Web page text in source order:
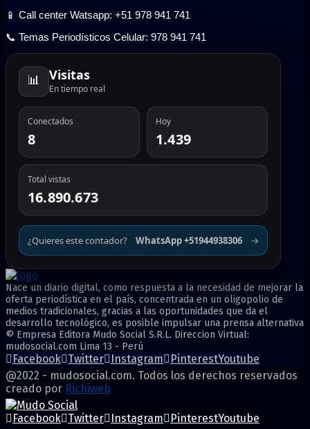
📱 Call center Watsapp: +51 978 941 741
📞 Temas Periodísticos Celular: 978 941 741
📊 Visitas
En tiempo real
Conectados
8
Hoy
1.439
Total vistas
16.890.673
¿Quieres este contador? WhatsApp +51944938306 →
Nace un diario digital, como respuesta a la necesidad de mejorar la
oferta periodística en el país, concentrada en un oligopolio de
medios tradicionales, gracias a las oportunidades que da el
desarrollo tecnológico, es posible impulsar una prensa alternativa
© Empresa Editora Mudo Social S.R.L. Direccion Virtual:
mudosocial.com Lima 13 - Perú
Facebook Twitter Instagram PinterestYoutube
@2022 - mudosocial.com. Todos los derechos reservados
creado por Richiweb
Facebook Twitter Instagram PinterestYoutube